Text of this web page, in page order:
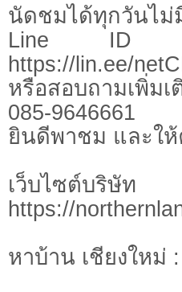
นัดชมได้ทุกวันไม่
Line ID :
https://lin.ee/
หรือสอบถามเพิ่มเ
085-9646661
ยินดีพาชม และใ
เว็บ
https://
หาบ้าน เชียงใหม่